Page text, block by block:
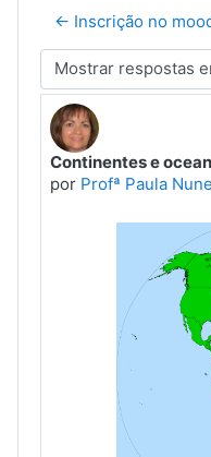
← Inscrição no
Modo de visualização
Continentes e
por Profª Paula
Número de